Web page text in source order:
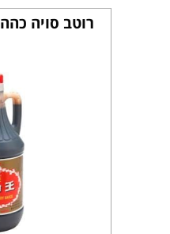
רוטב סויה כהה 800 מ"ל 黑酱油